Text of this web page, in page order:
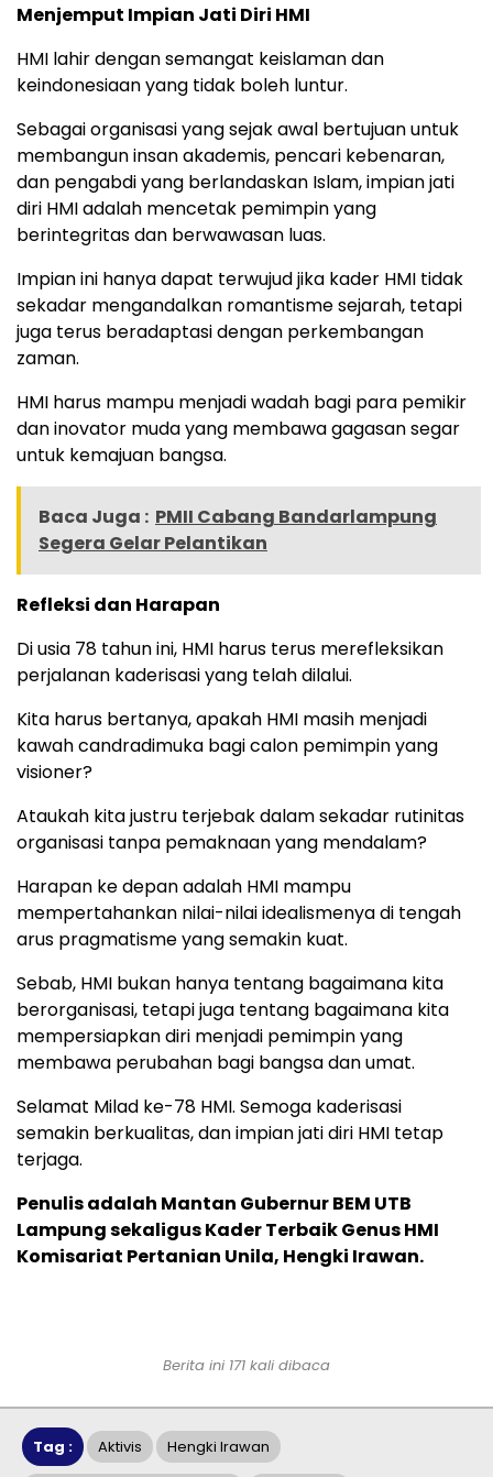
Menjemput Impian Jati Diri HMI
HMI lahir dengan semangat keislaman dan
keindonesiaan yang tidak boleh luntur.
Sebagai organisasi yang sejak awal bertujuan untuk
membangun insan akademis, pencari kebenaran,
dan pengabdi yang berlandaskan Islam, impian jati
diri HMI adalah mencetak pemimpin yang
berintegritas dan berwawasan luas.
Impian ini hanya dapat terwujud jika kader HMI tidak
sekadar mengandalkan romantisme sejarah, tetapi
juga terus beradaptasi dengan perkembangan
zaman.
HMI harus mampu menjadi wadah bagi para pemikir
dan inovator muda yang membawa gagasan segar
untuk kemajuan bangsa.
Baca Juga : PMII Cabang Bandarlampung
Segera Gelar Pelantikan
Refleksi dan Harapan
Di usia 78 tahun ini, HMI harus terus merefleksikan
perjalanan kaderisasi yang telah dilalui.
Kita harus bertanya, apakah HMI masih menjadi
kawah candradimuka bagi calon pemimpin yang
visioner?
Ataukah kita justru terjebak dalam sekadar rutinitas
organisasi tanpa pemaknaan yang mendalam?
Harapan ke depan adalah HMI mampu
mempertahankan nilai-nilai idealismenya di tengah
arus pragmatisme yang semakin kuat.
Sebab, HMI bukan hanya tentang bagaimana kita
berorganisasi, tetapi juga tentang bagaimana kita
mempersiapkan diri menjadi pemimpin yang
membawa perubahan bagi bangsa dan umat.
Selamat Milad ke-78 HMI. Semoga kaderisasi
semakin berkualitas, dan impian jati diri HMI tetap
terjaga.
Penulis adalah Mantan Gubernur BEM UTB
Lampung sekaligus Kader Terbaik Genus HMI
Komisariat Pertanian Unila, Hengki Irawan.
Berita ini 171 kali dibaca
Tag : Aktivis Hengki Irawan